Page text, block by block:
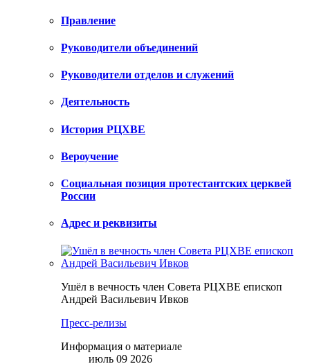
Правление
Руководители объединений
Руководители отделов и служений
Деятельность
История РЦХВЕ
Вероучение
Социальная позиция протестантских церквей
России
Адрес и реквизиты
Ушёл в вечность член Совета РЦХВЕ епископ
Андрей Васильевич Ивков
Пресс-релизы
Информация о материале
июль 09 2026